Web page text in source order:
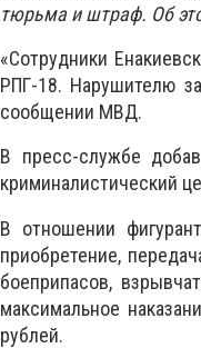
тюрьма и штраф. Об
«Сотрудники
РПГ-18. Нарушителю
сообщении МВД.
В пресс-службе
криминалистический
В отношении
приобретение,
боеприпасов,
максимальное
рублей.